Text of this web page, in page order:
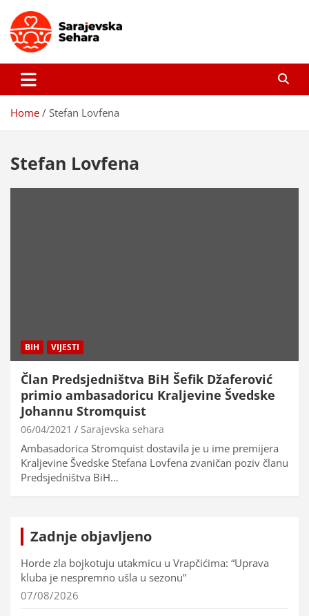
content
Sarajevska sehara
Home Stefan Lovfena
Stefan Lovfena
BIH VIJESTI
Član Predsjedništva BiH Šefik Džaferović
primio ambasadoricu Kraljevine Švedske
Johannu Stromquist
06/04/2021 Sarajevska sehara
Ambasadorica Stromquist dostavila je u ime premijera
Kraljevine Švedske Stefana Lovfena zvaničan poziv članu
Predsjedništva BiH…
Zadnje objavljeno
Horde zla bojkotuju utakmicu u Vrapčićima: “Uprava
kluba je nespremno ušla u sezonu”
07/08/2026